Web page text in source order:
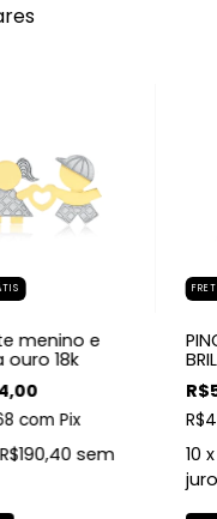
menino e
ouro 18k
com Pix
R$190,40 sem
10